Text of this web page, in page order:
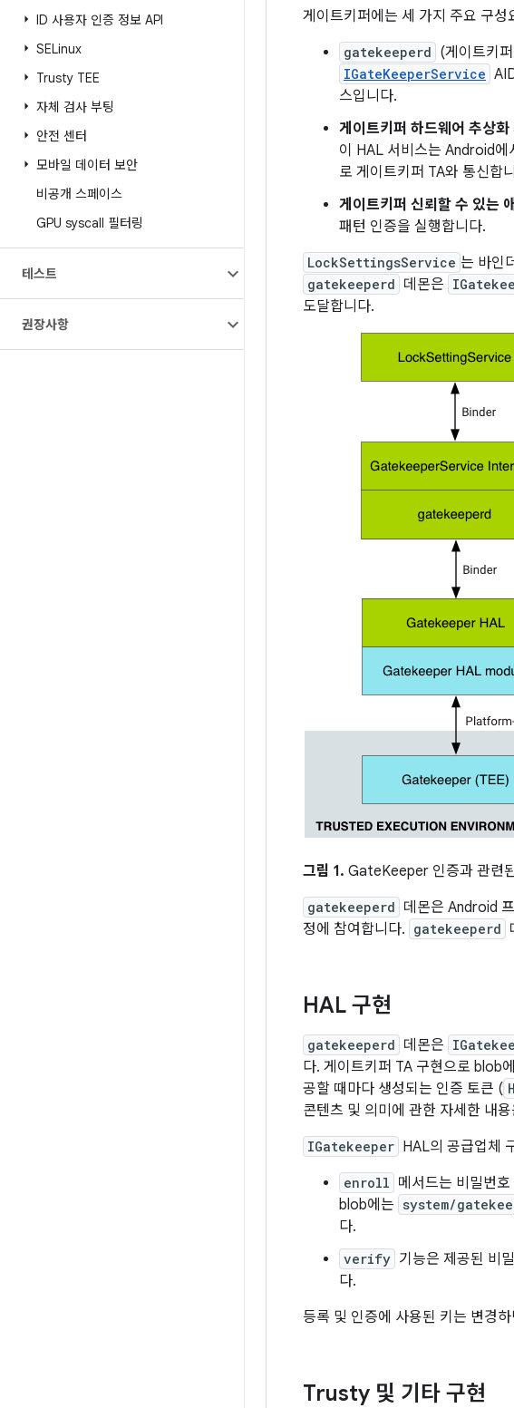
ID 사용자 인증 정보 API
SELinux
Trusty TEE
자체 검사 부팅
안전 센터
모바일 데이터 보안
비공개 스페이스
GPU syscall 필터링
테스트
권장사항
게이트키퍼에는 세 가지 주요 구성
gatekeeperd (게이트키
IGateKeeperService
스입니다.
게이트키퍼 하드웨어 추상
이 HAL 서비스는 Android에
로 게이트키퍼 TA와 통신합
게이트키퍼 신뢰할 수 있는
패턴 인증을 실행합니다.
LockSettingsService 는 바인
gatekeeperd 데몬은
도달합니다.
그림 1. GateKeeper 인증과 관련
gatekeeperd 데몬은 Android
정에 참여합니다. gatekeeperd
HAL 구현
gatekeeperd 데몬은
다. 게이트키퍼 TA 구현으로 blob
공할 때마다 생성되는 인증 토큰 (
콘텐츠 및 의미에 관한 자세한 내용
IGatekeeper HAL의 공급업체
enroll 메서드는 비밀번
blob에는 system/
다.
verify 기능은 제공된 비
다.
등록 및 인증에 사용된 키는 변경
Trusty 및 기타 구현